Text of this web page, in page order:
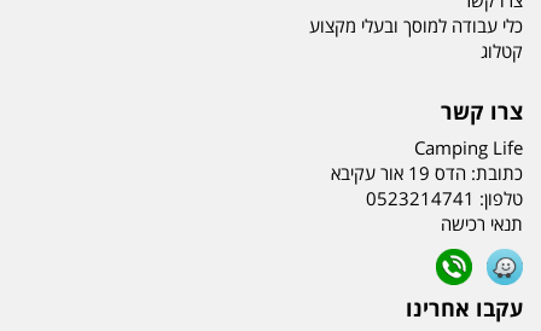
כלי עבודה למוסך ובעלי מקצוע
קטלוג
צרו קשר
Camping Life
כתובת: הדס 19 אור עקיבא
טלפון: 0523214741
תנאי רכישה
עקבו אחרינו